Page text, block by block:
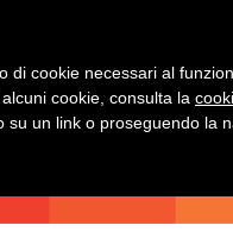
cookie necessari al
cookie, consulta la
un link o proseguendo la